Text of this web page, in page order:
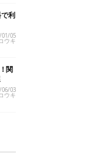
利
01/05
ウキ
関
06/03
ウキ